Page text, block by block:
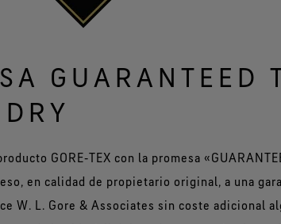
GUARANTEED
GORE‑TEX con la promesa
en calidad de propietario original, a una
W. L. Gore & Associates sin coste adicional